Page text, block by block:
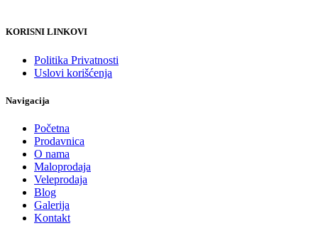
KORISNI LINKOVI
Politika Privatnosti
Uslovi korišćenja
Navigacija
Početna
Prodavnica
O nama
Maloprodaja
Veleprodaja
Blog
Galerija
Kontakt